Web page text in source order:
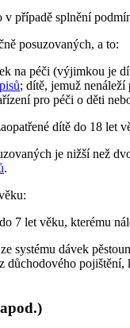
případě splnění
posuzovaných, a to:
na péči (výjimkou je
; dítě, jemuž
pro péči o děti
dítě do 18 let
je nižší než
.
7 let věku, kterému
systému dávek